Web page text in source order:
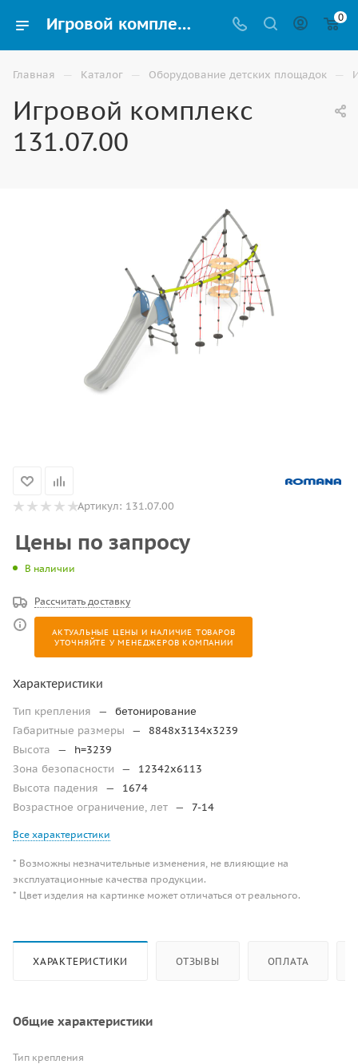
Игровой комплекс 131.07.00 купить для улицы в Ставрополе 0
Главная — Каталог — Оборудование детских площадок —
Игровой комплекс
131.07.00
Артикул: 131.07.00
Цены по запросу
В наличии
Рассчитать доставку
АКТУАЛЬНЫЕ ЦЕНЫ И НАЛИЧИЕ ТОВАРОВ
УТОЧНЯЙТЕ У МЕНЕДЖЕРОВ КОМПАНИИ
Характеристики
Тип крепления —
бетонирование
Габаритные размеры
—
8848х3134х3239
Высота
—
h=3239
Зона безопасности
—
12342х6113
Высота падения
—
1674
Возрастное ограничение, лет — 7-14
Все характеристики
* Возможны незначительные изменения, не влияющие на
эксплуатационные качества продукции.
* Цвет изделия на картинке может отличаться от реального.
ХАРАКТЕРИСТИКИ ОТЗЫВЫ ОПЛАТА
Общие характеристики
Тип крепления